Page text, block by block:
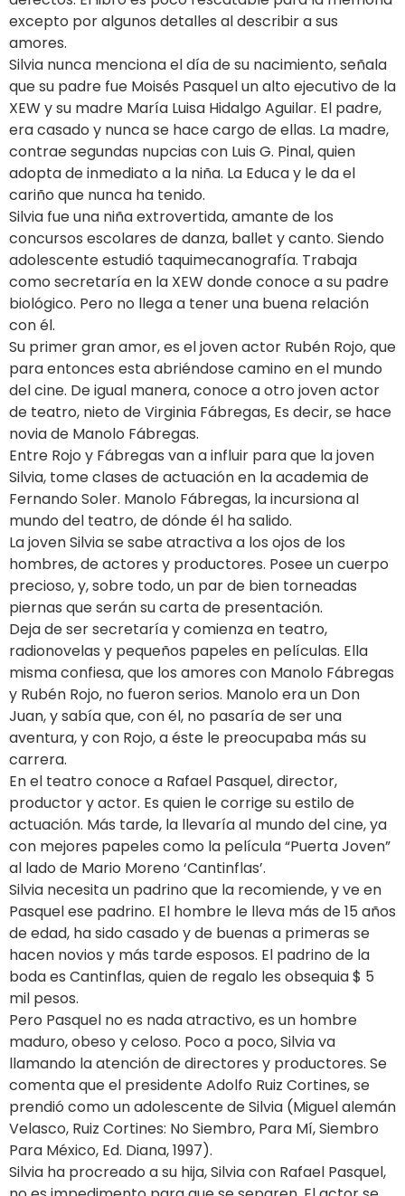
excepto por algunos detalles al describir a sus
amores.
Silvia nunca menciona el día de su nacimiento, señala
que su padre fue Moisés Pasquel un alto ejecutivo de la
XEW y su madre María Luisa Hidalgo Aguilar. El padre,
era casado y nunca se hace cargo de ellas. La madre,
contrae segundas nupcias con Luis G. Pinal, quien
adopta de inmediato a la niña. La Educa y le da el
cariño que nunca ha tenido.
Silvia fue una niña extrovertida, amante de los
concursos escolares de danza, ballet y canto. Siendo
adolescente estudió taquimecanografía. Trabaja
como secretaría en la XEW donde conoce a su padre
biológico. Pero no llega a tener una buena relación
con él.
Su primer gran amor, es el joven actor Rubén Rojo, que
para entonces esta abriéndose camino en el mundo
del cine. De igual manera, conoce a otro joven actor
de teatro, nieto de Virginia Fábregas, Es decir, se hace
novia de Manolo Fábregas.
Entre Rojo y Fábregas van a influir para que la joven
Silvia, tome clases de actuación en la academia de
Fernando Soler. Manolo Fábregas, la incursiona al
mundo del teatro, de dónde él ha salido.
La joven Silvia se sabe atractiva a los ojos de los
hombres, de actores y productores. Posee un cuerpo
precioso, y, sobre todo, un par de bien torneadas
piernas que serán su carta de presentación.
Deja de ser secretaría y comienza en teatro,
radionovelas y pequeños papeles en películas. Ella
misma confiesa, que los amores con Manolo Fábregas
y Rubén Rojo, no fueron serios. Manolo era un Don
Juan, y sabía que, con él, no pasaría de ser una
aventura, y con Rojo, a éste le preocupaba más su
carrera.
En el teatro conoce a Rafael Pasquel, director,
productor y actor. Es quien le corrige su estilo de
actuación. Más tarde, la llevaría al mundo del cine, ya
con mejores papeles como la película “Puerta Joven”
al lado de Mario Moreno ‘Cantinflas’.
Silvia necesita un padrino que la recomiende, y ve en
Pasquel ese padrino. El hombre le lleva más de 15 años
de edad, ha sido casado y de buenas a primeras se
hacen novios y más tarde esposos. El padrino de la
boda es Cantinflas, quien de regalo les obsequia $ 5
mil pesos.
Pero Pasquel no es nada atractivo, es un hombre
maduro, obeso y celoso. Poco a poco, Silvia va
llamando la atención de directores y productores. Se
comenta que el presidente Adolfo Ruiz Cortines, se
prendió como un adolescente de Silvia (Miguel alemán
Velasco, Ruiz Cortines: No Siembro, Para Mí, Siembro
Para México, Ed. Diana, 1997).
Silvia ha procreado a su hija, Silvia con Rafael Pasquel,